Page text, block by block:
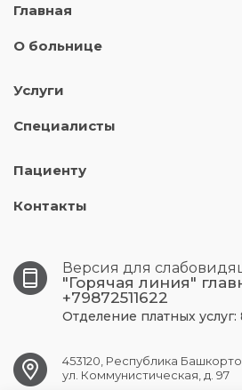
Главная
О больнице
Услуги
Специалисты
Пациенту
Контакты
Версия для
"Горячая линия"
+79872511622
Отделение платных
453120, Республика
ул. Коммунистическая, д. 97